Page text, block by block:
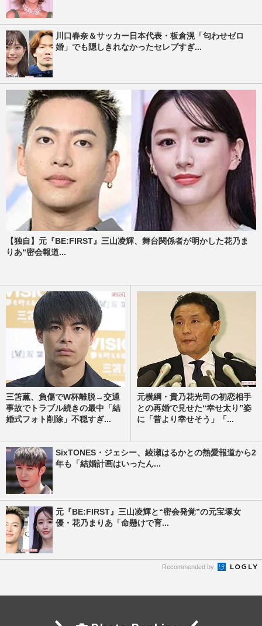
川口春奈＆サッカー日本代表・板倉滉「匂わせゼロ
婚」でも隠しきれなかったセレブすぎ...
【独自】元『BE:FIRST』三山凌輝、舞台関係者が明かした花乃ま
りあ“密会報道...
三笘薫、負傷でW杯離脱→交通
事故でトラブル続きの最中「結
婚式フォト削除」不穏すぎ...
元横綱・貴乃花光司の初恋相手
との再婚で見せた“幸せ太り”姿
に「昔より幸せそう」「...
SixTONES・ジェシー、綾瀬はるかとの熱愛報道から2
年も「結婚計画はいったん...
元『BE:FIRST』三山凌輝と“密会発覚”の元宝塚女
優・花乃まりあ「命懸けで育...
Recommended by